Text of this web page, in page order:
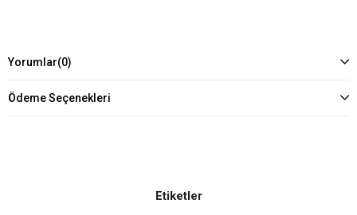
Yorumlar(0)
Ödeme Seçenekleri
Etiketler